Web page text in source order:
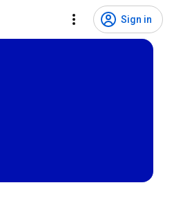
Sign in